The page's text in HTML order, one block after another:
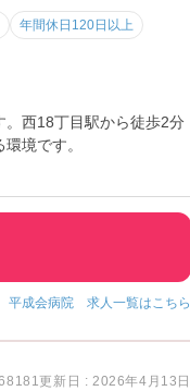
年間休日120日以上
。西18丁目駅から徒歩2分
境です。
平成会病院 求人一覧はこちら
更新日 : 2026年4月13日